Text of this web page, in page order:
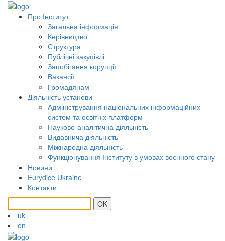
Про Інститут
Загальна інформація
Керівництво
Структура
Публічні закупівлі
Запобігання корупції
Вакансії
Громадянам
Діяльність установи
Адміністрування національних інформаційних
систем та освітніх платформ
Науково-аналітична діяльність
Видавнича діяльність
Міжнародна діяльність
Функціонування Інституту в умовах воєнного стану
Новини
Eurydice Ukraine
Контакти
OK
uk
en